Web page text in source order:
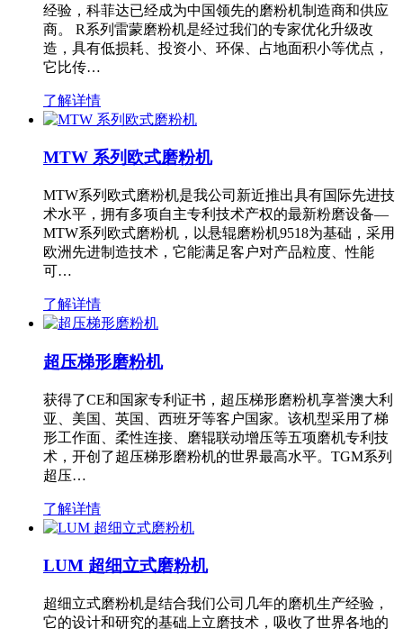
经验，科菲达已经成为中国领先的磨粉机制造商和供应
商。 R系列雷蒙磨粉机是经过我们的专家优化升级改
造，具有低损耗、投资小、环保、占地面积小等优点，
它比传…
了解详情
MTW 系列欧式磨粉机
MTW系列欧式磨粉机是我公司新近推出具有国际先进技
术水平，拥有多项自主专利技术产权的最新粉磨设备—
MTW系列欧式磨粉机，以悬辊磨粉机9518为基础，采用
欧洲先进制造技术，它能满足客户对产品粒度、性能
可…
了解详情
超压梯形磨粉机
获得了CE和国家专利证书，超压梯形磨粉机享誉澳大利
亚、美国、英国、西班牙等客户国家。该机型采用了梯
形工作面、柔性连接、磨辊联动增压等五项磨机专利技
术，开创了超压梯形磨粉机的世界最高水平。TGM系列
超压…
了解详情
LUM 超细立式磨粉机
超细立式磨粉机是结合我们公司几年的磨机生产经验，
它的设计和研究的基础上立磨技术，吸收了世界各地的